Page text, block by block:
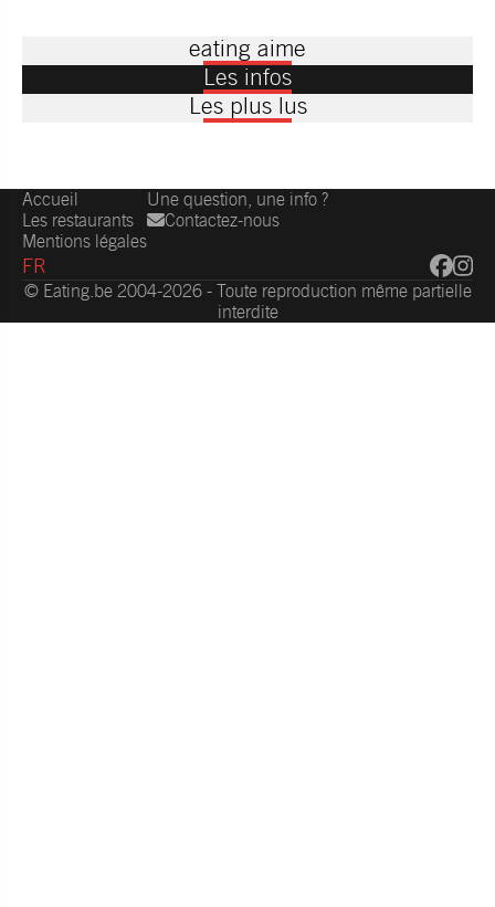
eating aime
Les infos
Les plus lus
Accueil
Les restaurants
Mentions légales
Une question, une info ?
Contactez-nous
FR
© Eating.be 2004-2026 - Toute reproduction même partielle
interdite